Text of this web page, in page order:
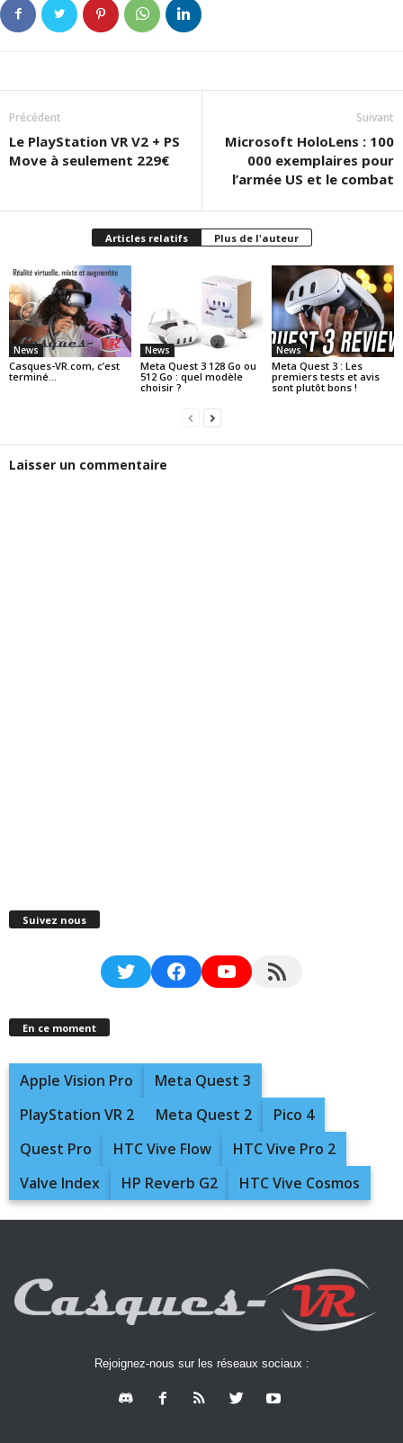
Précédent
Le PlayStation VR V2 + PS
Move à seulement 229€
Suivant
Microsoft HoloLens : 100
000 exemplaires pour
l’armée US et le combat
Articles relatifs Plus de l'auteur
News
Casques-VR.com, c’est
terminé…
News
Meta Quest 3 128 Go ou
512 Go : quel modèle
choisir ?
News
Meta Quest 3 : Les
premiers tests et avis
sont plutôt bons !
Laisser un commentaire
Suivez nous
TwitterFacebookYouTubeRSS Feed
En ce moment
Apple Vision Pro
Meta Quest 3
PlayStation VR 2
Meta Quest 2
Pico 4
Quest Pro
HTC Vive Flow
HTC Vive Pro 2
Valve Index
HP Reverb G2 HTC Vive Cosmos
Rejoignez-nous sur les réseaux sociaux :